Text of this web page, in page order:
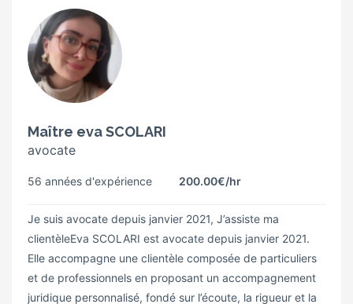
Maître eva SCOLARI
avocate
56 années d'expérience 200.00€/hr
Je suis avocate depuis janvier 2021, J’assiste ma
clientèleEva SCOLARI est avocate depuis janvier 2021.
Elle accompagne une clientèle composée de particuliers
et de professionnels en proposant un accompagnement
juridique personnalisé, fondé sur l’écoute, la rigueur et la